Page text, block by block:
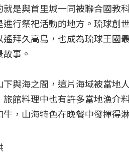
是與首里城一同被聯合國教
行祭祀活動的地方。琉球創
拜久高島，也成為琉球王國
事。
與海之間，這片海域被當地
館料理中也有許多當地漁介
，山海特色在晚餐中發揮得